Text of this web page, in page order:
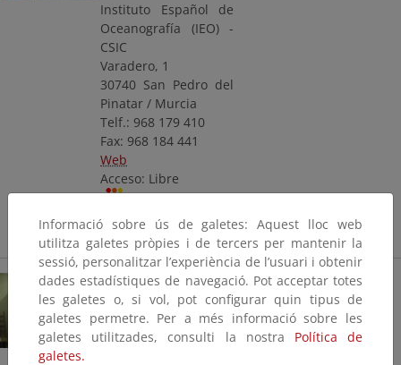
Instituto Español de
Oceanografía (IEO) -
CSIC
Varadero, 1
30740 San Pedro del
Pinatar / Murcia
Telf.: 968 179 410
Fax: 968 184 441
Web
Acceso: Libre
Centro RECIDA
Instituto Murciano
de Investigación y
Desarrollo Agrario y
Alimentario.
Informació sobre ús de galetes: Aquest lloc web
utilitza galetes pròpies i de tercers per mantenir la
sessió, personalitzar l’experiència de l’usuari i obtenir
dades estadístiques de navegació. Pot acceptar totes
les galetes o, si vol, pot configurar quin tipus de
galetes permetre. Per a més informació sobre les
galetes utilitzades, consulti la nostra Política de
galetes.